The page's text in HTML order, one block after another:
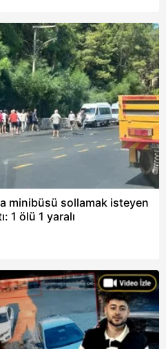
minibüsü sollamak isteyen
1 ölü 1 yaralı